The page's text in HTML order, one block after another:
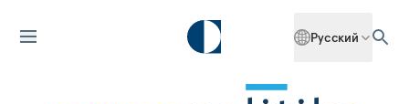
Русский